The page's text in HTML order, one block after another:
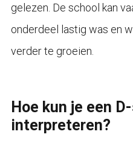
gelezen. De school kan
onderdeel lastig was en
verder te groeien.
Hoe kun je een
interpreteren?